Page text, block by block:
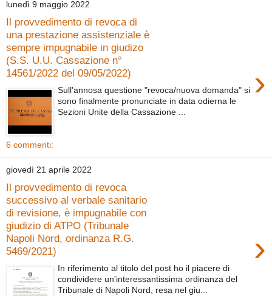
lunedì 9 maggio 2022
Il provvedimento di revoca di
una prestazione assistenziale è
sempre impugnabile in giudizo
(S.S. U.U. Cassazione n°
14561/2022 del 09/05/2022)
›
Sull'annosa questione "revoca/nuova domanda" si
sono finalmente pronunciate in data odierna le
Sezioni Unite della Cassazione ...
6 commenti:
giovedì 21 aprile 2022
Il provvedimento di revoca
successivo al verbale sanitario
di revisione, è impugnabile con
giudizio di ATPO (Tribunale
Napoli Nord, ordinanza R.G.
5469/2021)
›
In riferimento al titolo del post ho il piacere di
condividere un'interessantissima ordinanza del
Tribunale di Napoli Nord, resa nel giu...